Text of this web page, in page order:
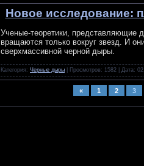
Новое исследование:
Ученые-теоретики, представляющие
вращаются только вокруг звезд. И
сверхмассивной черной дыры.
Категория: Черные дыры | Просмотров: 1582 | Дата:
« 1 2 3